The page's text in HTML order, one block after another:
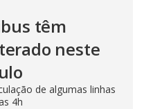
têm
neste
de algumas linhas
4h